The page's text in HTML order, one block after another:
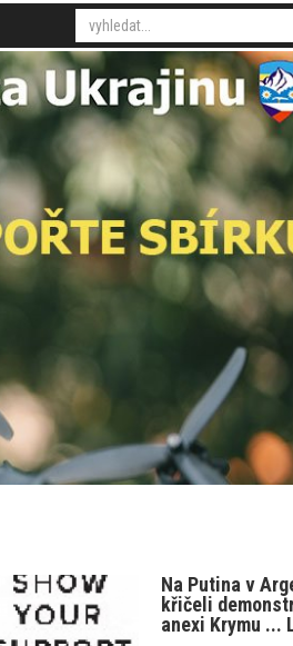
Na Putina v
křičeli
anexi Krymu ...